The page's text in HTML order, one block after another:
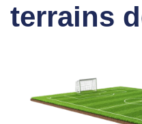
terrains